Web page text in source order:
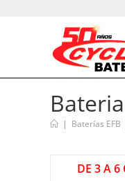
| Baterías EFB
DE 3 A 6